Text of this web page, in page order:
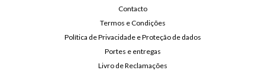
Contacto
Termos e Condições
Política de Privacidade e Proteção de dados
Portes e entregas
Livro de Reclamações